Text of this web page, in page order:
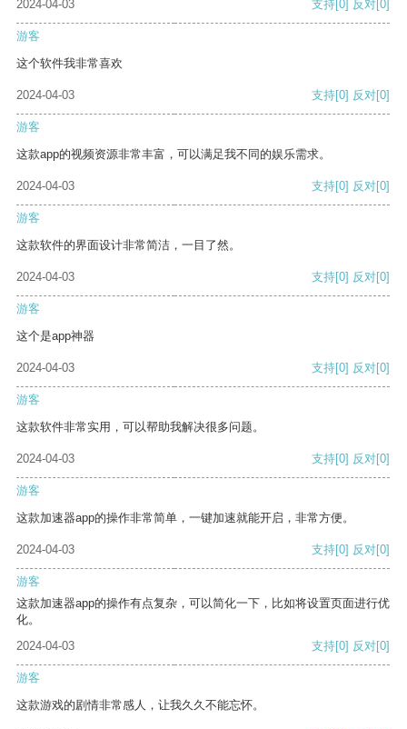
2024-04-03 支持 [0] 反对 [0]
游客
这个软件我非常喜欢
2024-04-03 支持[0] 反对[0]
游客
这款app的视频资源非常丰富，可以满足我不同的娱乐需求。
2024-04-03 支持[0] 反对[0]
游客
这款软件的界面设计非常简洁，一目了然。
2024-04-03 支持[0] 反对[0]
游客
这个是app神器
2024-04-03 支持[0] 反对[0]
游客
这款软件非常实用，可以帮助我解决很多问题。
2024-04-03 支持[0] 反对[0]
游客
这款加速器app的操作非常简单，一键加速就能开启，非常方便。
2024-04-03 支持[0] 反对[0]
游客
这款加速器app的操作有点复杂，可以简化一下，比如将设置页面进行优
化。
2024-04-03
支持[0] 反对[0]
游客
这款游戏的剧情非常感人，让我久久不能忘怀。